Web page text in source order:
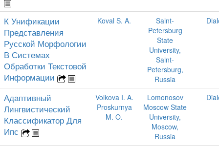
К Унификации
Представления
Русской Морфологии
В Системах
Обработки Текстовой
Информации
Koval S. A.
Saint-
Petersburg
State
University,
Saint-
Petersburg,
Russia
Адаптивный
Лингвистический
Классификатор Для
Ипс
Volkova I. A.
Proskurnya
M. O.
Lomonosov
Moscow State
University,
Moscow,
Russia